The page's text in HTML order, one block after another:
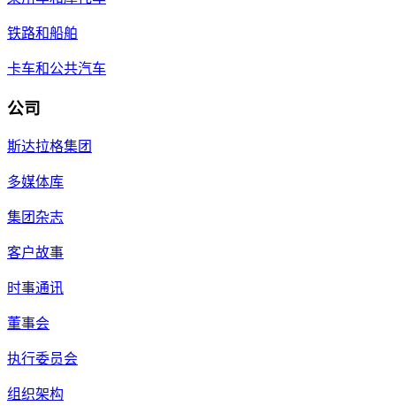
铁路和船舶
卡车和公共汽车
公司
斯达拉格集团
多媒体库
集团杂志
客户故事
时事通讯
董事会
执行委员会
组织架构